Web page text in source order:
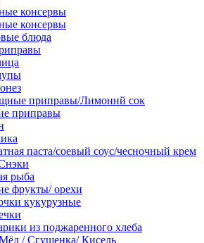
консервы
консервы
блюда
приправы/Лимоннй сок
приправы
паста/соевый соус/чесночный крем
рыба
фрукты/ орехи
кукурузные
из поджаренного хлеба
/ Сгущенка/ Кисель